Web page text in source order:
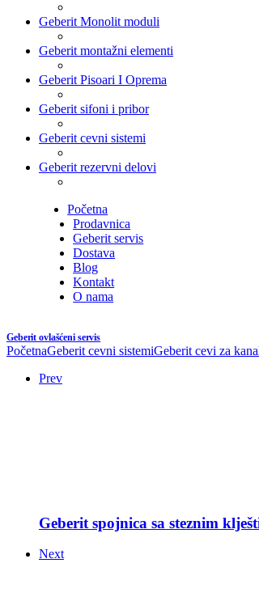
Geberit Monolit moduli
Geberit montažni elementi
Geberit Pisoari I Oprema
Geberit sifoni i pribor
Geberit cevni sistemi
Geberit rezervni delovi
Početna
Prodavnica
Geberit servis
Dostava
Blog
Kontakt
O nama
Geberit ovlašćeni servis
PočetnaGeberit cevni sistemiGeberit cevi za
Prev
Geberit spojnica sa steznim
Next